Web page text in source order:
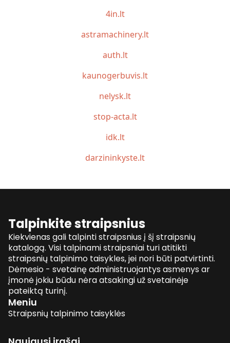
4in.lt
astramachinery.lt
auth.lt
kaunogerbuvis.lt
nelysk.lt
stop-acta.lt
idk.lt
darzininkyste.lt
Talpinkite straipsnius
Kiekvienas gali talpinti straipsnius į šį straipsnių
katalogą. Visi talpinami straipsniai turi atitikti
straipsnių talpinimo taisykles, jei nori būti patvirtinti.
Dėmesio - svetainę administruojantys asmenys ar
įmonė jokiu būdu nėra atsakingi už svetainėje
pateiktą turinį.
Meniu
Straipsnių talpinimo taisyklės